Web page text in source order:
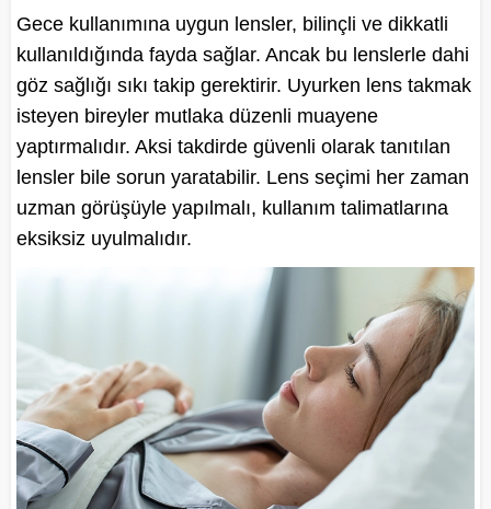
Gece kullanımına uygun lensler, bilinçli ve dikkatli
kullanıldığında fayda sağlar. Ancak bu lenslerle dahi
göz sağlığı sıkı takip gerektirir. Uyurken lens takmak
isteyen bireyler mutlaka düzenli muayene
yaptırmalıdır. Aksi takdirde güvenli olarak tanıtılan
lensler bile sorun yaratabilir. Lens seçimi her zaman
uzman görüşüyle yapılmalı, kullanım talimatlarına
eksiksiz uyulmalıdır.